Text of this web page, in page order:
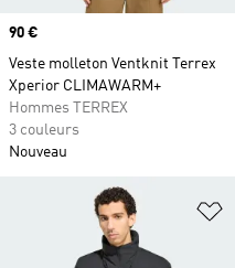
Prix
90 €
Veste molleton Ventknit Terrex
Xperior CLIMAWARM+
Hommes TERREX
3 couleurs
Nouveau